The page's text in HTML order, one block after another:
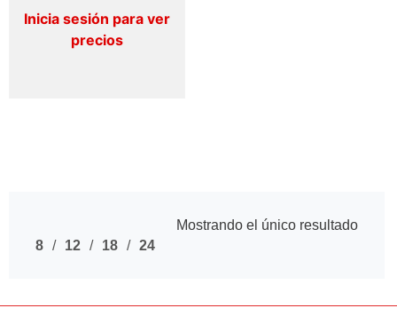
Mostrando el único resultado
8
12 18 24